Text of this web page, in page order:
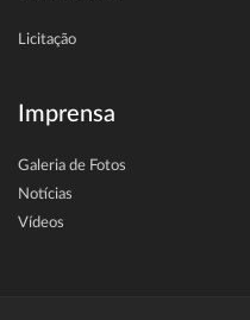
Licitação
Imprensa
Galeria de Fotos
Notícias
Vídeos